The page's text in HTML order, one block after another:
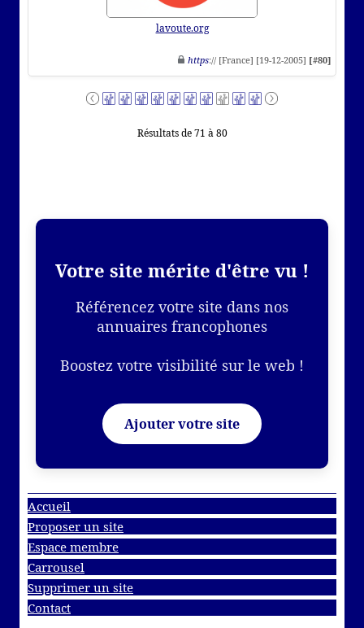
lavoute.org
https:// [France] [19-12-2005] [#80]
Résultats de 71 à 80
Votre site mérite d'être vu !
Référencez votre site dans nos
annuaires francophones
Boostez votre visibilité sur le web !
Ajouter votre site
Accueil
Proposer un site
Espace membre
Carrousel
Supprimer un site
Contact